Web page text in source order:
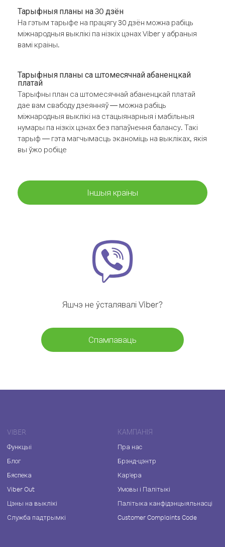
Тарыфныя планы на 30 дзён
На гэтым тарыфе на працягу 30 дзён можна рабіць
міжнародныя выклікі па нізкіх цэнах Viber у абраныя
вамі краіны.
Тарыфныя планы са штомесячнай абаненцкай
платай
Тарыфны план са штомесячнай абаненцкай платай
дае вам свабоду дзеянняў — можна рабіць
міжнародныя выклікі на стацыянарныя і мабільныя
нумары па нізкіх цэнах без папаўнення балансу. Такі
тарыф — гэта магчымасць эканоміць на выкліках, якія
вы ўжо робіце
Іншыя краіны
Яшчэ не ўсталявалі Viber?
Спампаваць
VIBER
Функцыі
Блог
Бяспека
Viber Out
Цэны на выклікі
Служба падтрымкі
КАМПАНІЯ
Пра нас
Брэнд-цэнтр
Кар'ера
Умовы і Палітыкі
Палітыка канфідэнцыяльнасці
Customer Complaints Code